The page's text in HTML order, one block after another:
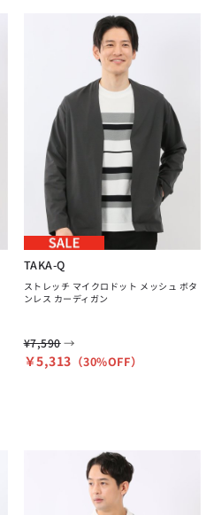
TAKA-Q
ストレッチ マイクロドット メッシュ ボタ
ンレス カーディガン
¥7,590 →
￥5,313 （30%OFF）